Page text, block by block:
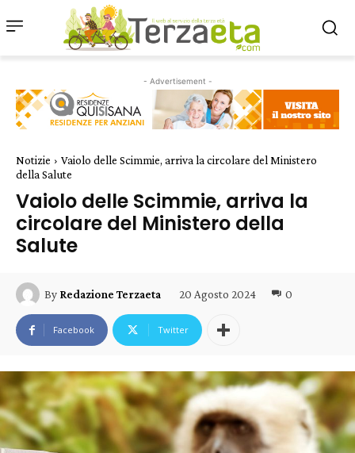
- Advertisement -
Notizie
Vaiolo delle Scimmie, arriva la circolare del Ministero
della Salute
Vaiolo delle Scimmie, arriva la
circolare del Ministero della
Salute
By Redazione Terzaeta 20 Agosto 2024 0
Facebook Twitter